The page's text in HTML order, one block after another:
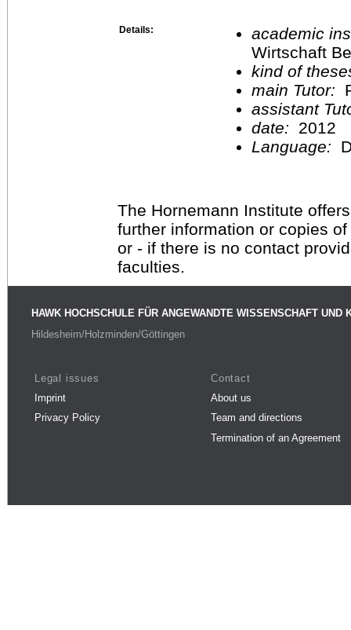
Details:
academic
Wirtschaft
kind of
main Tutor:
assistant
date:
2012
Language:
The Hornemann Institute
further information or copies
or - if there is no contact
faculties.
HAWK HOCHSCHULE FÜR ANGEWANDTE WISSENSCHAFT UND
Hildesheim/Holzminden/Göttingen
Legal issues
Imprint
Privacy Policy
Contact
About us
Team and directions
Termination of an Agreement